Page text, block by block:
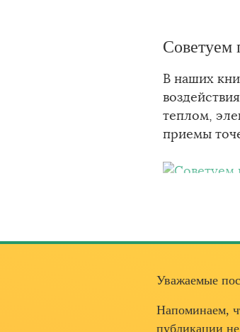
Советуем
В наших
теплом,
приемы
Уважаемые
Напоминаем,
публикации